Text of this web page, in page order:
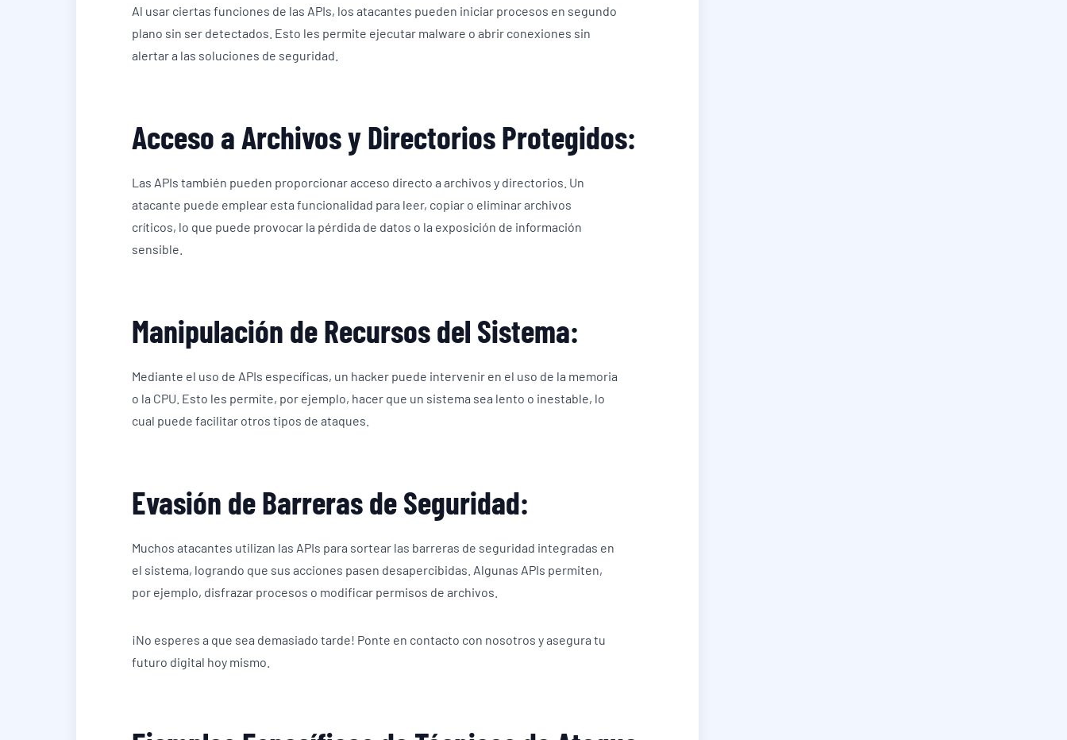
Al usar ciertas funciones de las APIs, los atacantes pueden iniciar procesos en segundo
plano sin ser detectados. Esto les permite ejecutar malware o abrir conexiones sin
alertar a las soluciones de seguridad.
Acceso a Archivos y Directorios Protegidos:
Las APIs también pueden proporcionar acceso directo a archivos y directorios. Un
atacante puede emplear esta funcionalidad para leer, copiar o eliminar archivos
críticos, lo que puede provocar la pérdida de datos o la exposición de información
sensible.
Manipulación de Recursos del Sistema:
Mediante el uso de APIs específicas, un hacker puede intervenir en el uso de la memoria
o la CPU. Esto les permite, por ejemplo, hacer que un sistema sea lento o inestable, lo
cual puede facilitar otros tipos de ataques.
Evasión de Barreras de Seguridad:
Muchos atacantes utilizan las APIs para sortear las barreras de seguridad integradas en
el sistema, logrando que sus acciones pasen desapercibidas. Algunas APIs permiten,
por ejemplo, disfrazar procesos o modificar permisos de archivos.
¡No esperes a que sea demasiado tarde! Ponte en contacto con nosotros y asegura tu
futuro digital hoy mismo.